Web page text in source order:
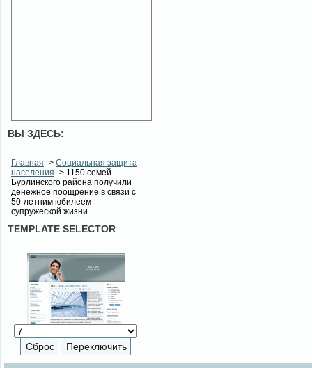
ВЫ ЗДЕСЬ:
Главная -> Социальная защита
населения -> 1150 семей
Бурлинского района получили
денежное поощрение в связи с
50-летним юбилеем
супружеской жизни
TEMPLATE SELECTOR